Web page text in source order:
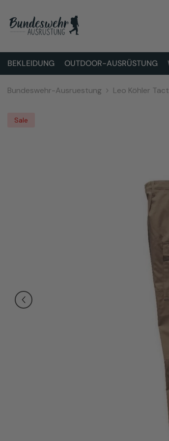
BEKLEIDUNG OUTDOOR-AUSRÜSTUNG
Bundeswehr-Ausruestung Leo Köhler
Sale